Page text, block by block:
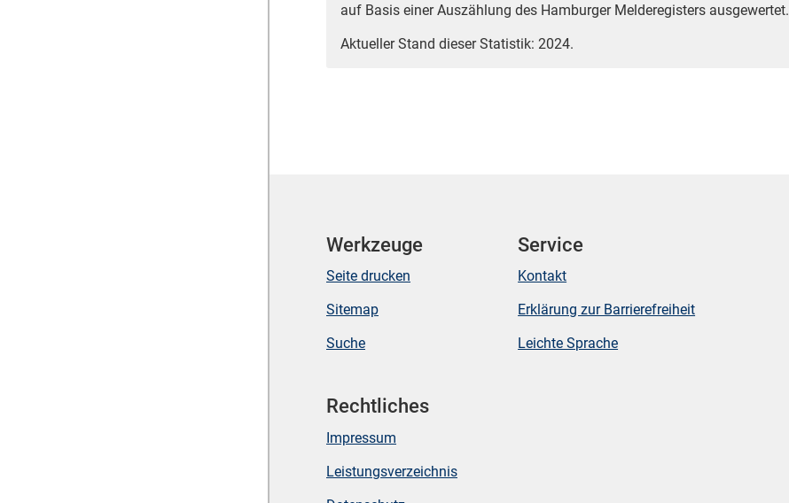
auf Basis einer Auszählung des Hamburger Melderegisters ausgewertet.
Aktueller Stand dieser Statistik: 2024.
Werkzeuge
Seite drucken
Sitemap
Suche
Service
Kontakt
Erklärung zur Barrierefreiheit
Leichte Sprache
Rechtliches
Impressum
Leistungsverzeichnis